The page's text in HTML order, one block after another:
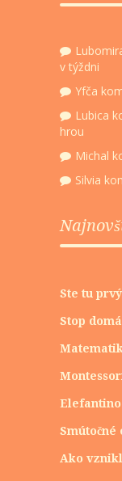
v týždni
Yfča
Lubica
hrou
Michal
Silvia
Ste tu
Stop
Elefantino
Smútočné
Ako